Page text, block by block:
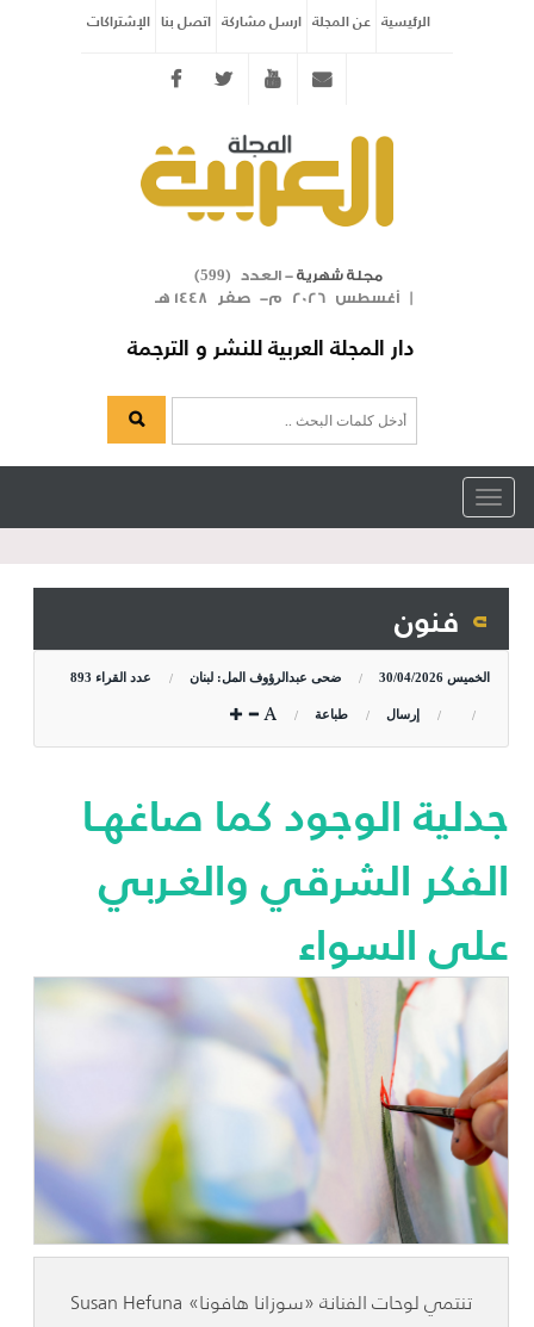
الرئيسية عن المجلة ارسل مشاركة اتصل بنا الإشتراكات
Twitter youtube
مجلة شهرية- العدد ( 599
)
| أغسطس 2026 م- صفر 1448 هـ
دار المجلة العربية للنشر و الترجمة
Toggle
navigation
فنون
الخميس 30/04/2026 ضحى عبدالرؤوف المل: لبنان عدد القراء 893
إرسال طباعة
جدلية الوجود كما صاغهـا
الفكر الشرقي والغـربي
على السواء
تنتمي لوحات الفنانة «سوزانا هافونا» Susan Hefuna